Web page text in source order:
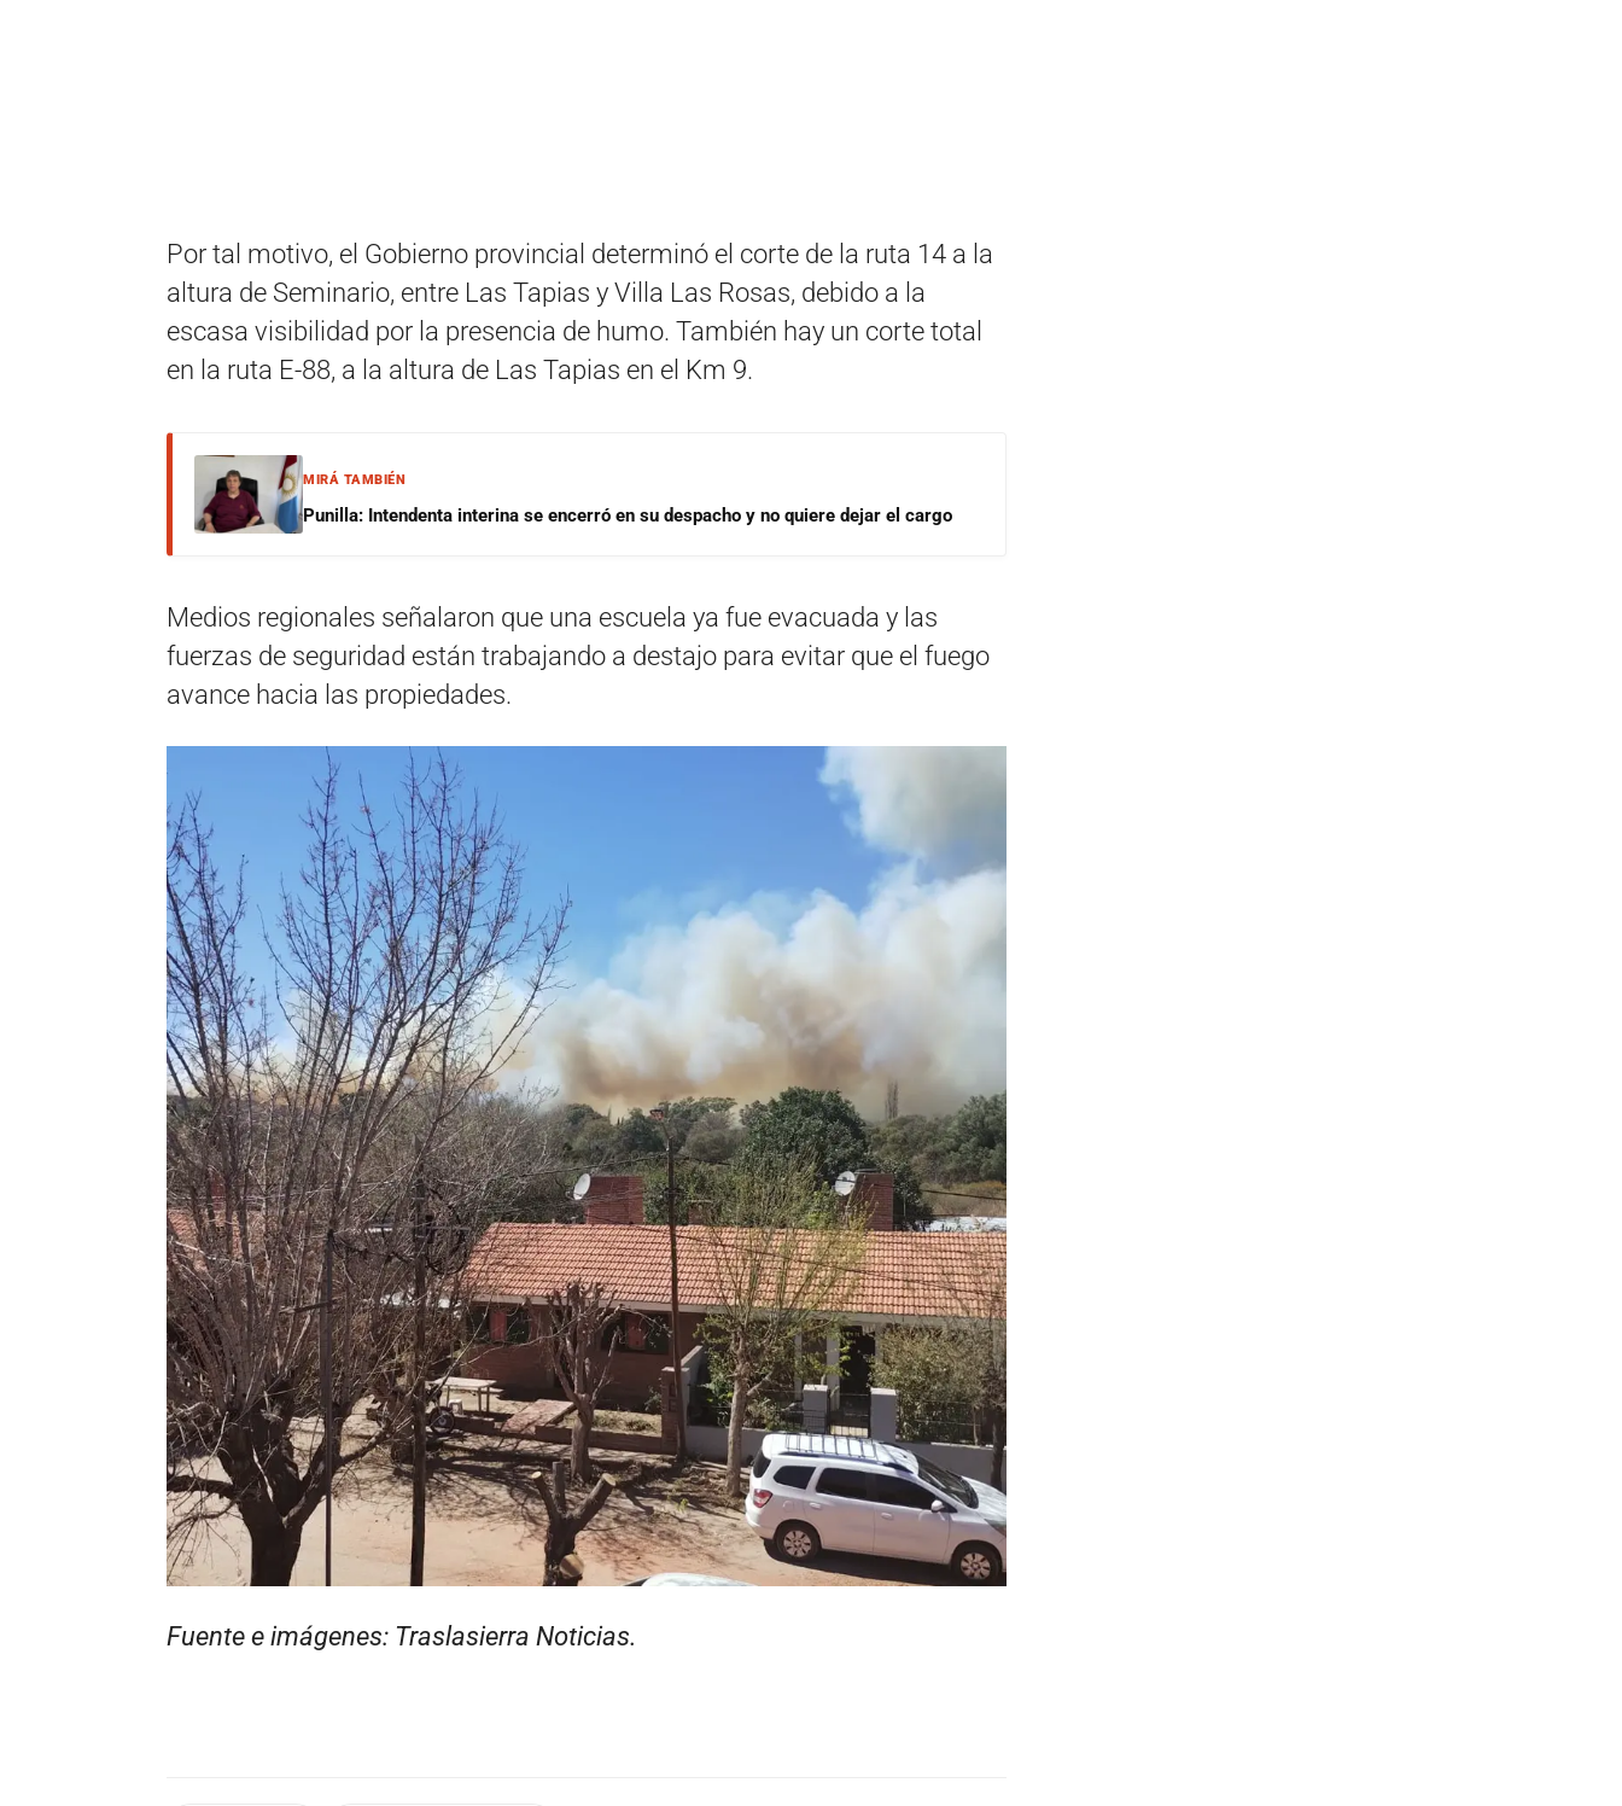
Por tal motivo, el Gobierno provincial determinó el corte de la ruta 14 a la
altura de Seminario, entre Las Tapias y Villa Las Rosas, debido a la
escasa visibilidad por la presencia de humo. También hay un corte total
en la ruta E-88, a la altura de Las Tapias en el Km 9.
MIRÁ TAMBIÉN
Punilla: Intendenta interina se encerró en su despacho y no quiere dejar el cargo
Medios regionales señalaron que una escuela ya fue evacuada y las
fuerzas de seguridad están trabajando a destajo para evitar que el fuego
avance hacia las propiedades.
Fuente e imágenes: Traslasierra Noticias.